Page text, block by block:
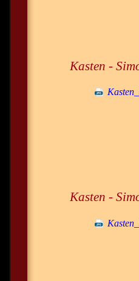
Kasten -
Kasten -